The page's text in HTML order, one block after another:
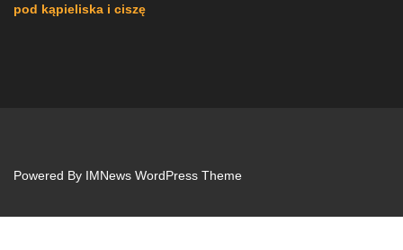
pod kąpieliska i ciszę
Powered By IMNews WordPress Theme